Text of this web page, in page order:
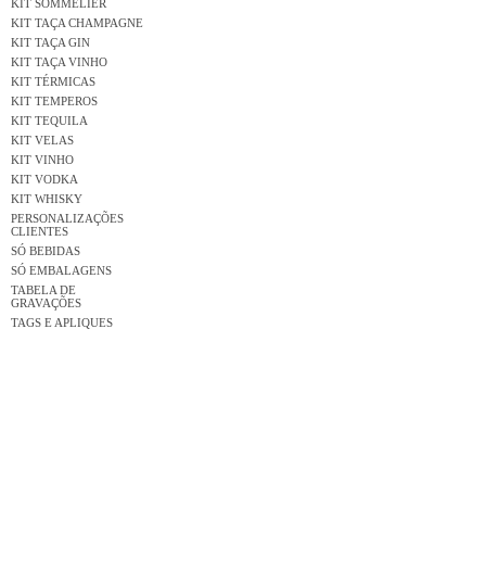
KIT SOMMELIER
KIT TAÇA CHAMPAGNE
KIT TAÇA GIN
KIT TAÇA VINHO
KIT TÉRMICAS
KIT TEMPEROS
KIT TEQUILA
KIT VELAS
KIT VINHO
KIT VODKA
KIT WHISKY
PERSONALIZAÇÕES
CLIENTES
SÓ BEBIDAS
SÓ EMBALAGENS
TABELA DE
GRAVAÇÕES
TAGS E APLIQUES